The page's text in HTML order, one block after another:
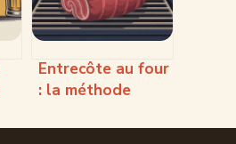
Entrecôte au four
: la méthode
une viande